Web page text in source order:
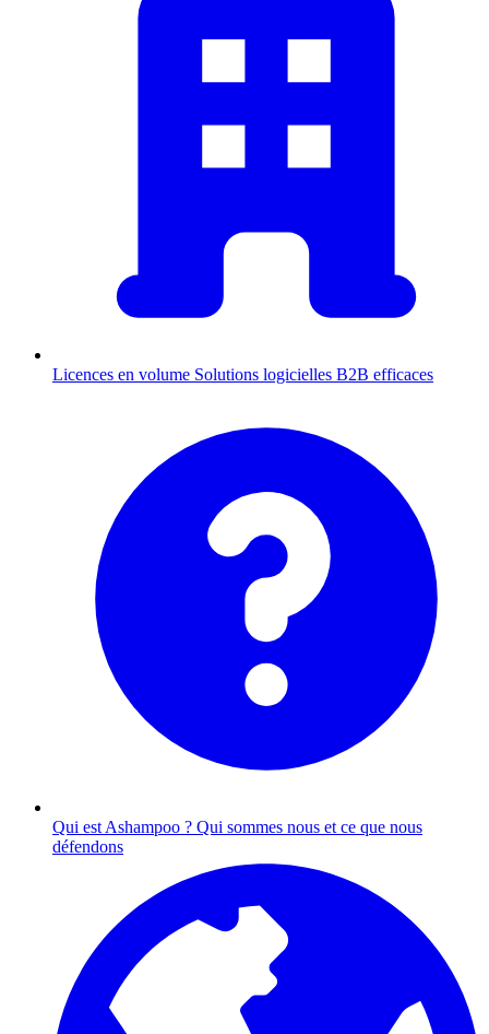
Licences en volume Solutions logicielles B2B efficaces
Qui est Ashampoo ? Qui sommes nous et ce que nous
défendons